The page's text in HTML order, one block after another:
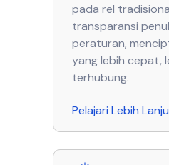
pada rel
transparansi
peraturan,
yang lebih cepat,
terhubung.
Pelajari Lebih